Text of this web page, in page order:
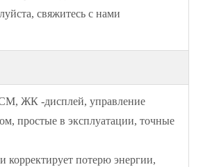
свяжитесь с нами
ЖК -дисплей, управление
простые в эксплуатации, точные
потерю энергии,